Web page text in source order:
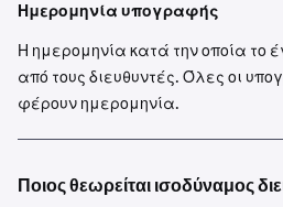
Ημερομηνία υπογραφής
Η ημερομηνία κατά την οποία
από τους διευθυντές. Όλες οι
φέρουν ημερομηνία.
Ποιος θεωρείται ισοδύναμος